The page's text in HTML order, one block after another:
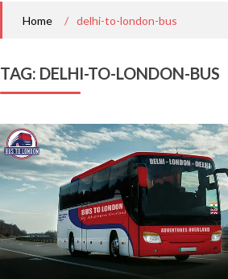
Home / delhi-to-london-bus
TAG: DELHI-TO-LONDON-BUS